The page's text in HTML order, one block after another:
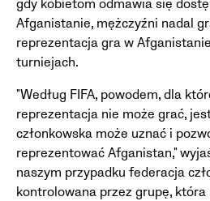
gdy kobietom odmawia się
Afganistanie, mężczyźni nadal
reprezentacja gra w
turniejach.
"Według FIFA, powodem, dla
reprezentacja nie może grać,
członkowska może uznać i
reprezentować Afganistan,"
naszym przypadku federacja
kontrolowana przez grupę,